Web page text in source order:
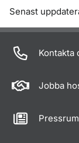
Om sidan
Senast
Kontakta
Jobba
Pressrum